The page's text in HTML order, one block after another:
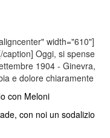
width="610"]
Oggi, si spense
1904 - Ginevra,
e dolore chiaramente
con Meloni
con noi un sodalizio